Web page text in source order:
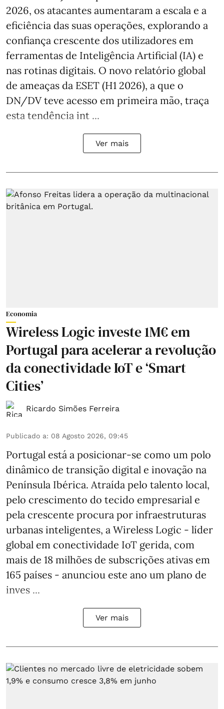
2026, os atacantes aumentaram a escala e a
eficiência das suas operações, explorando a
confiança crescente dos utilizadores em
ferramentas de Inteligência Artificial (IA) e
nas rotinas digitais. O novo relatório global
de ameaças da ESET (H1 2026), a que o
DN/DV teve acesso em primeira mão, traça
esta tendência int ...
Ver mais
Economia
Wireless Logic investe 1M€ em
Portugal para acelerar a revolução
da conectividade IoT e ‘Smart
Cities’
Ricardo Simões Ferreira
Publicado a: 08 Agosto 2026, 09:45
Portugal está a posicionar-se como um polo
dinâmico de transição digital e inovação na
Península Ibérica. Atraída pelo talento local,
pelo crescimento do tecido empresarial e
pela crescente procura por infraestruturas
urbanas inteligentes, a Wireless Logic - líder
global em conectividade IoT gerida, com
mais de 18 milhões de subscrições ativas em
165 países - anunciou este ano um plano de
inves ...
Ver mais